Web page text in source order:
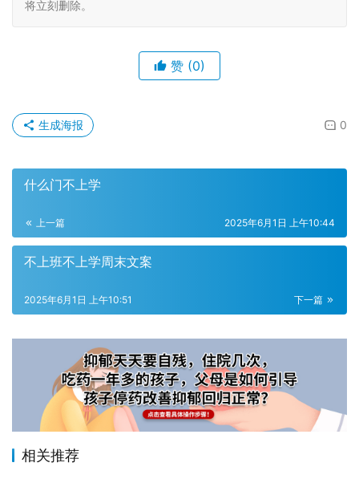
将立刻删除。
赞 (0)
0
生成海报
什么门不上学
上一篇 2025年6月1日 上午10:44
不上班不上学周末文案
下一篇
2025年6月1日 上午10:51
相关推荐